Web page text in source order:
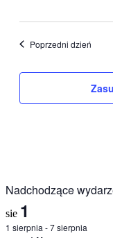
Poprzedni dzień
Nadchodzące
sie 1
1 sierpnia -7 sierpnia